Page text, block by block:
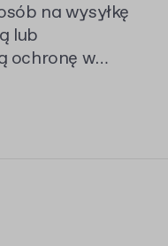
na wysyłkę
lub
ochronę w
bąbelkowe
klasyczną